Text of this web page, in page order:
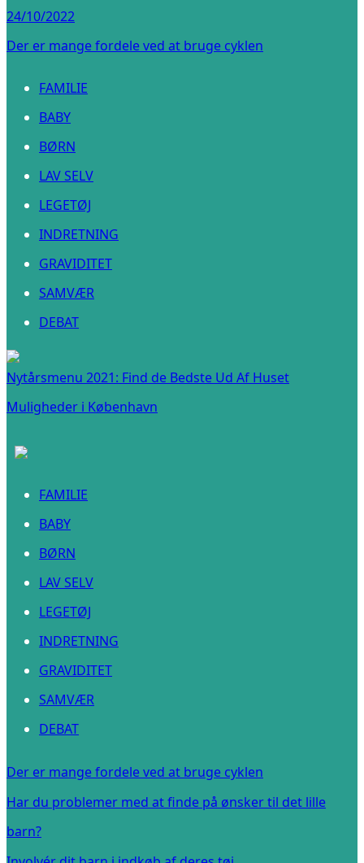
24/10/2022
Der er mange fordele ved at bruge cyklen
FAMILIE
BABY
BØRN
LAV SELV
LEGETØJ
INDRETNING
GRAVIDITET
SAMVÆR
DEBAT
Nytårsmenu 2021: Find de Bedste Ud Af Huset
Muligheder i København
FAMILIE
BABY
BØRN
LAV SELV
LEGETØJ
INDRETNING
GRAVIDITET
SAMVÆR
DEBAT
Der er mange fordele ved at bruge cyklen
Har du problemer med at finde på ønsker til det lille
barn?